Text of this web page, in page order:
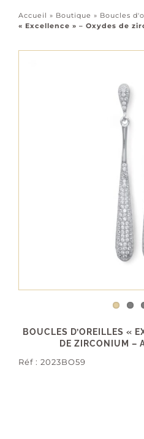
Tous
Accueil » Boutique » Boucles
« Excellence » – Oxydes de
BOUCLES D’OREILLES «
DE ZIRCONIUM –
Réf : 2023BO59